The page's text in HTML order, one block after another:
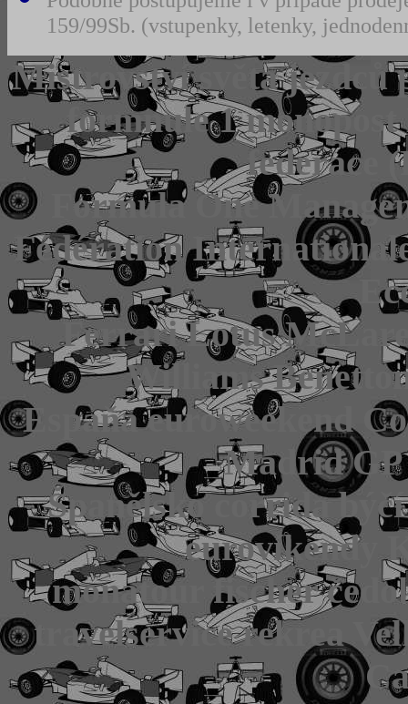
159/99Sb. (vstupenky, letenky,
Mistrovství světa jezdců
formnule 1
federace
Formula One
Fédération
Ferrari Lotus
Williams
Espaňa euroweekend
Madrid GP
Španělsko corrida
eurovíkendy
monatour fischer
travelservice rekrea